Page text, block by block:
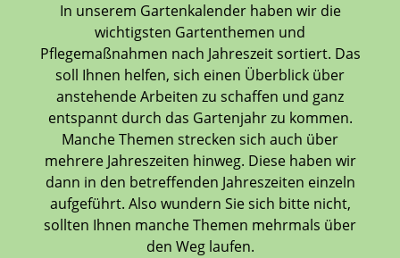
In unserem Gartenkalender haben wir die
wichtigsten Gartenthemen und
Pflegemaßnahmen nach Jahreszeit sortiert. Das
soll Ihnen helfen, sich einen Überblick über
anstehende Arbeiten zu schaffen und ganz
entspannt durch das Gartenjahr zu kommen.
Manche Themen strecken sich auch über
mehrere Jahreszeiten hinweg. Diese haben wir
dann in den betreffenden Jahreszeiten einzeln
aufgeführt. Also wundern Sie sich bitte nicht,
sollten Ihnen manche Themen mehrmals über
den Weg laufen.